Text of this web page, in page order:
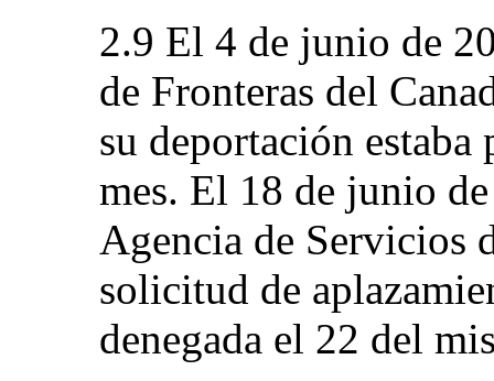
2.9 El 4 de junio de
de Fronteras del
su deportación estaba
mes. El 18 de junio
Agencia de Servicios
solicitud de
denegada el 22 del